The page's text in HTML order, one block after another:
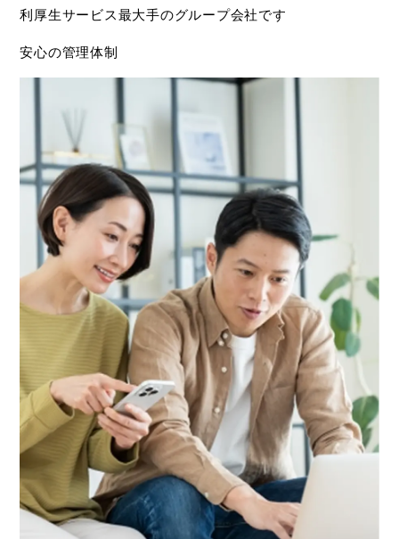
利厚生サービス最大手のグループ会社です
安心の管理体制